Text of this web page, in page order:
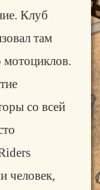
Клуб
там
мотоциклов.
со всей
человек,